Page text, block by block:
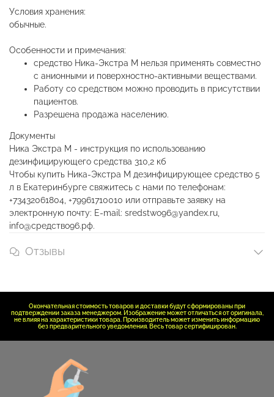
Условия хранения:
обычные.
Особенности и примечания:
средство Ника-Экстра М нельзя применять совместно
с анионными и поверхностно-активными веществами.
Работу со средством можно проводить в присутствии
пациентов.
Разрешена продажа населению.
Документы
Ника Экстра М - инструкция по использованию
дезинфицирующего средства 310,2 кб
Чтобы купить Ника-Экстра М дезинфицирующее средство 5
л в Екатеринбурге свяжитесь с нами по телефонам:
+73432061804, +79961710010 или отправьте заявку на
электронную почту: E-mail: sredstwo96@yandex.ru,
info@средство96.рф.
Отзывы
Окончательная стоимость товаров и доставки будут сформированы при
подтверждении заказа менеджером. Изображение может отличаться от оригинала,
не влияя на характеристики товара. Производитель может изменить информацию
без предварительного уведомления. Весь товар сертифицирован.